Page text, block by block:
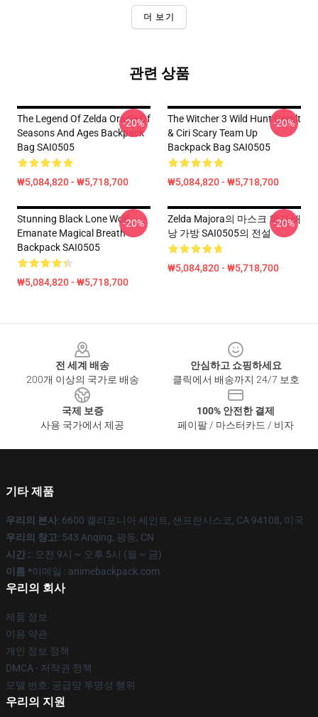
더 보기
관련 상품
The Legend Of Zelda Oracle Of
Seasons And Ages Backpack
Bag SAI0505
₩5,084,820 - ₩5,718,700
-20%
The Witcher 3 Wild Hunt Geralt
& Ciri Scary Team Up
Backpack Bag SAI0505
₩5,084,820 - ₩5,718,700
-20%
Stunning Black Lone Wolf
Emanate Magical Breath
Backpack SAI0505
₩5,084,820 - ₩5,718,700
-20%
Zelda Majora의 마스크 학교 배
낭 가방 SAI0505의 전설
₩5,084,820 - ₩5,718,700
-20%
전 세계 배송
200개 이상의 국가로 배송
안심하고 쇼핑하세요
클릭에서 배송까지 24/7 보호
국제 보증
사용 국가에서 제공
100% 안전한 결제
페이팔 / 마스터카드 / 비자
기타 제품
우리의 본사: 6600 캘리포니아 세인트, 샌프란시스코, CA 94108, 미국
우리의 창고: 543 Anqing, 광동, CN
시간 :: 오전 9시 ~ 오후 5시 (월 ~ 금)
이름 *이메일 : animebackpack.com
우리의 회사
제품 정보
이용 약관
개인 정보 정책
DMCA - 저작권 정책
모델 번호: 공급망 투명성 행위
우리의 지원